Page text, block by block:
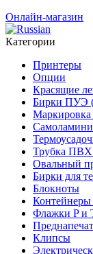
Онлайн-магазин
Категории
Принтеры
Опции
Красящие
Бирки ПУЭ
Маркировка
Трубка ПВХ
Овальный
Бирки для
Блокноты
Контейнеры
Флажки P и
Клипсы